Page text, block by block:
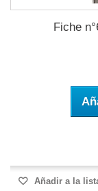
Fiche
Añadir a la